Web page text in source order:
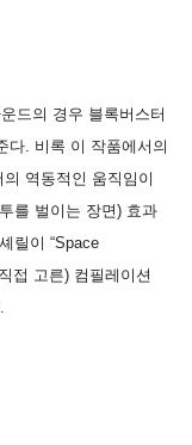
드의 경우 블록버스터
다. 비록 이 작품에서의
역동적인 움직임이
를 벌이는 장면) 효과
릴이 “Space
접 고른) 컴필레이션